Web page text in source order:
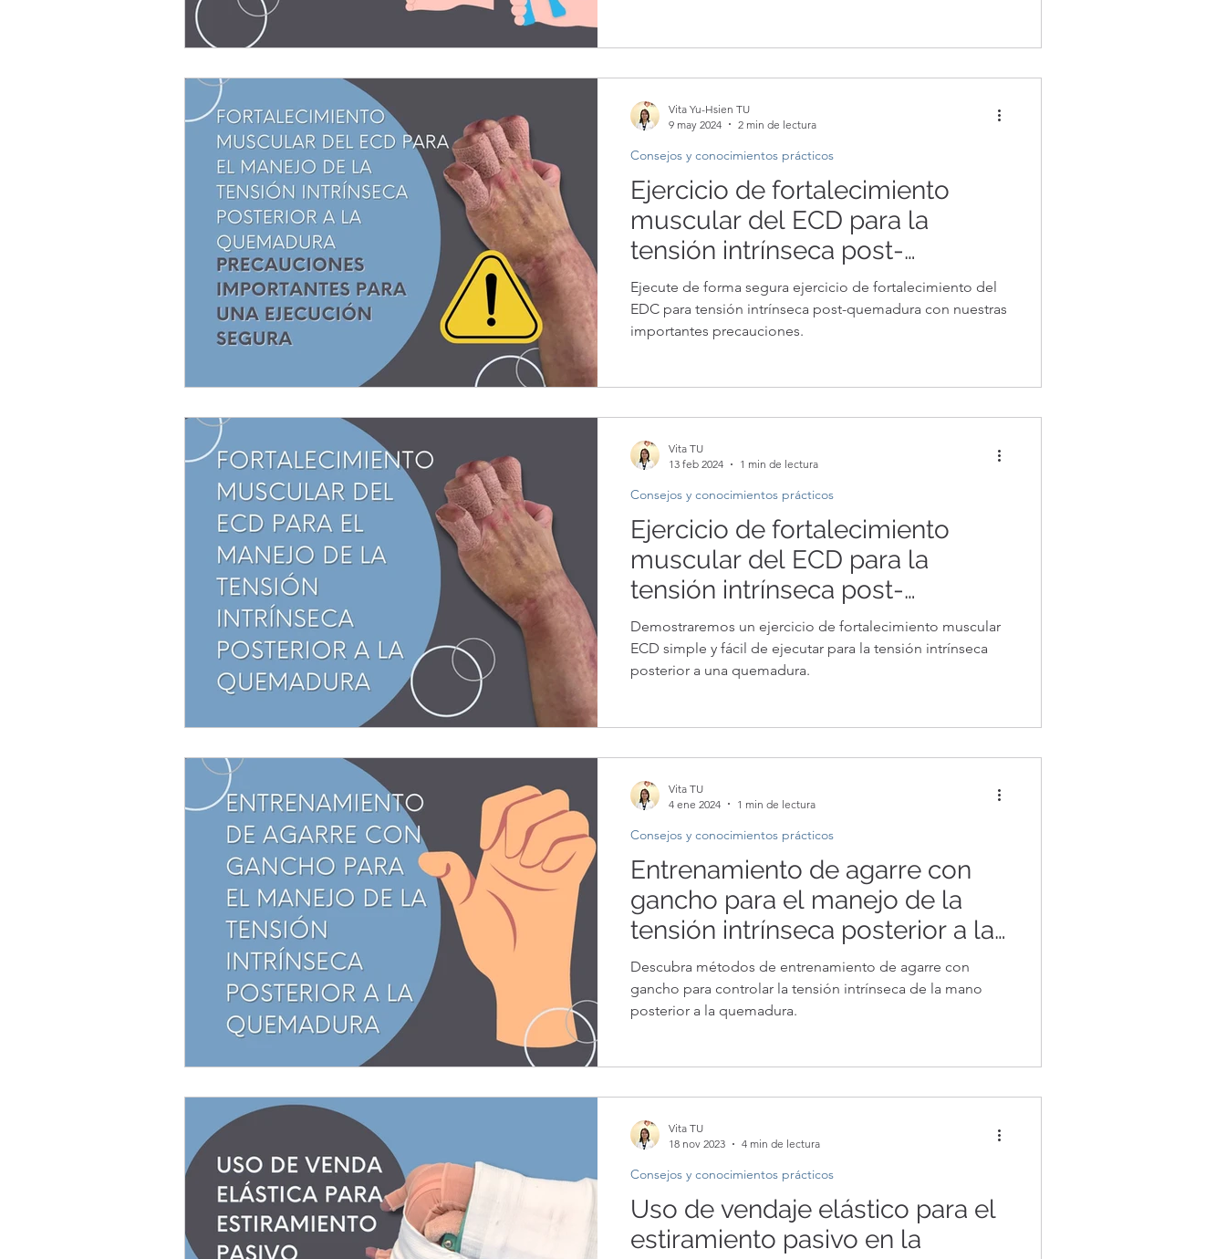
Ejercicio de fortalecimiento
muscular del ECD para la
tensión intrínseca post-
quemadura: precauciones
importantes para una ejecución
segura
Ejecute de forma segura ejercicio de fortalecimiento del
EDC para tensión intrínseca post-quemadura con nuestras
importantes precauciones.
Consejos y conocimientos prácticos
Vita Yu-Hsien TU
9 may 2024
2 min de lectura
Ejercicio de fortalecimiento
muscular del ECD para la
tensión intrínseca post-
quemadura: ¿Lo estás haciendo
correctamente?
Demostraremos un ejercicio de fortalecimiento muscular
ECD simple y fácil de ejecutar para la tensión intrínseca
posterior a una quemadura.
Consejos y conocimientos prácticos
Vita TU
13 feb 2024
1 min de lectura
Entrenamiento de agarre con
gancho para el manejo de la
tensión intrínseca posterior a la
quemadura
Descubra métodos de entrenamiento de agarre con
gancho para controlar la tensión intrínseca de la mano
posterior a la quemadura.
Consejos y conocimientos prácticos
Vita TU
4 ene 2024
1 min de lectura
Uso de vendaje elástico para el
estiramiento pasivo en la
Consejos y conocimientos prácticos
Vita TU
18 nov 2023
4 min de lectura